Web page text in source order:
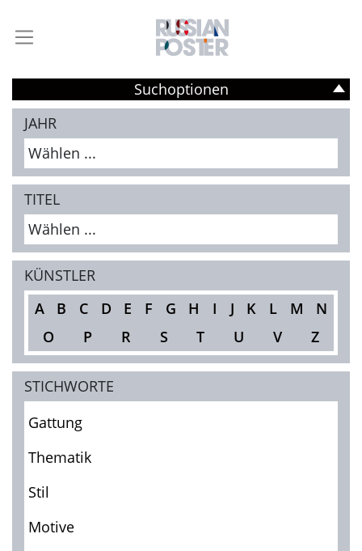
Suchoptionen
JAHR
Wählen ...
TITEL
Wählen ...
KÜNSTLER
A
B C D E F G H I J K L M
N
O
P R S T U V Z
STICHWORTE
Gattung
Thematik
Stil
Motive